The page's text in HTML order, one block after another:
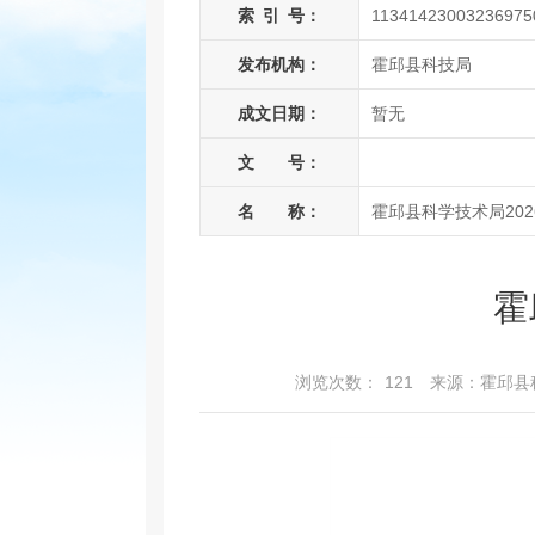
索 引 号：
发布机构： 霍邱县科技局
成文日期： 暂无
文 号：
名 称： 霍邱县科学技术局
浏览次数： 121 来源：霍邱县